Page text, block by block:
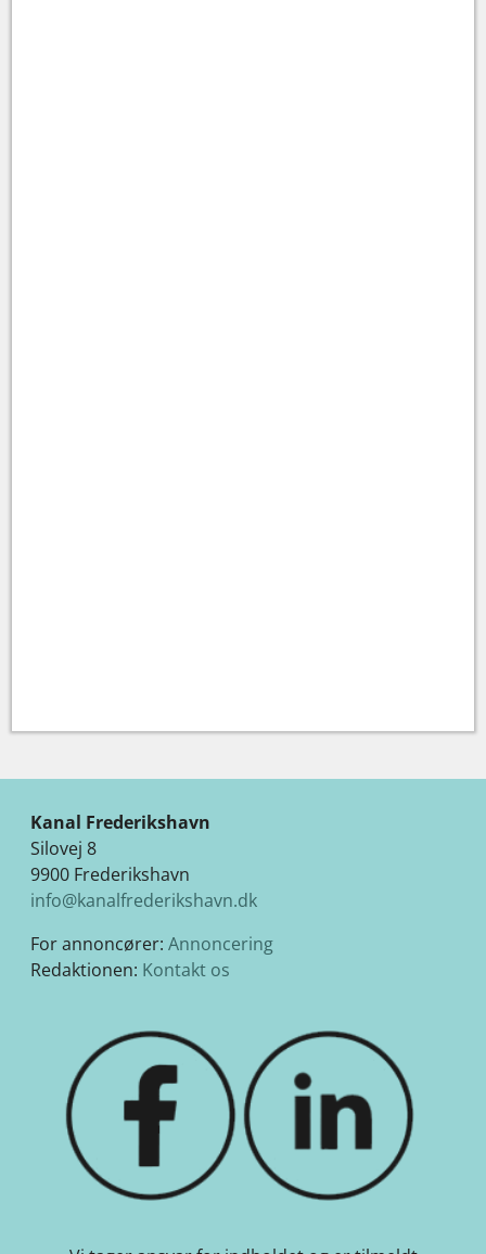
Kanal Frederikshavn
Silovej 8
9900 Frederikshavn
info@kanalfrederikshavn.dk
For annoncører: Annoncering
Redaktionen: Kontakt os